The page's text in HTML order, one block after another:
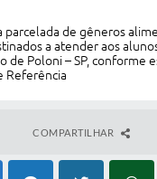
parcelada de gêneros
a atender aos
de Poloni – SP, conforme
Referência
COMPARTILHAR